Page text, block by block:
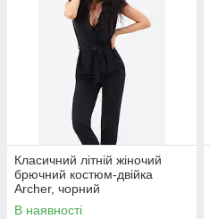
Класичний літній жіночий
брючний костюм-двійка
Archer, чорний
В наявності